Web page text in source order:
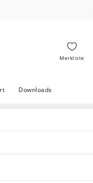
Merkliste
Downloads